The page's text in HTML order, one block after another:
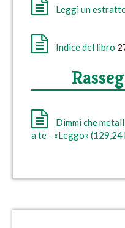
Leggi un
Indice del libro
Dimmi che
a te - «Leggo» (129,24